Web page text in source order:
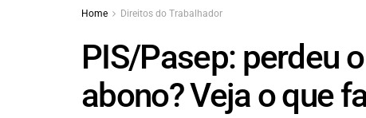
Home Direitos do Trabalhador
PIS/Pasep: perdeu
abono? Veja o que